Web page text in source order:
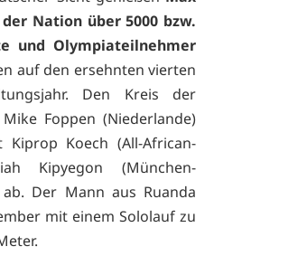
Nation über 5000 bzw.
und Olympiateilnehmer
auf den ersehnten vierten
Den Kreis der
Foppen (Niederlande)
Koech (All-African-
Kipyegon (München-
Der Mann aus Ruanda
mit einem Sololauf zu